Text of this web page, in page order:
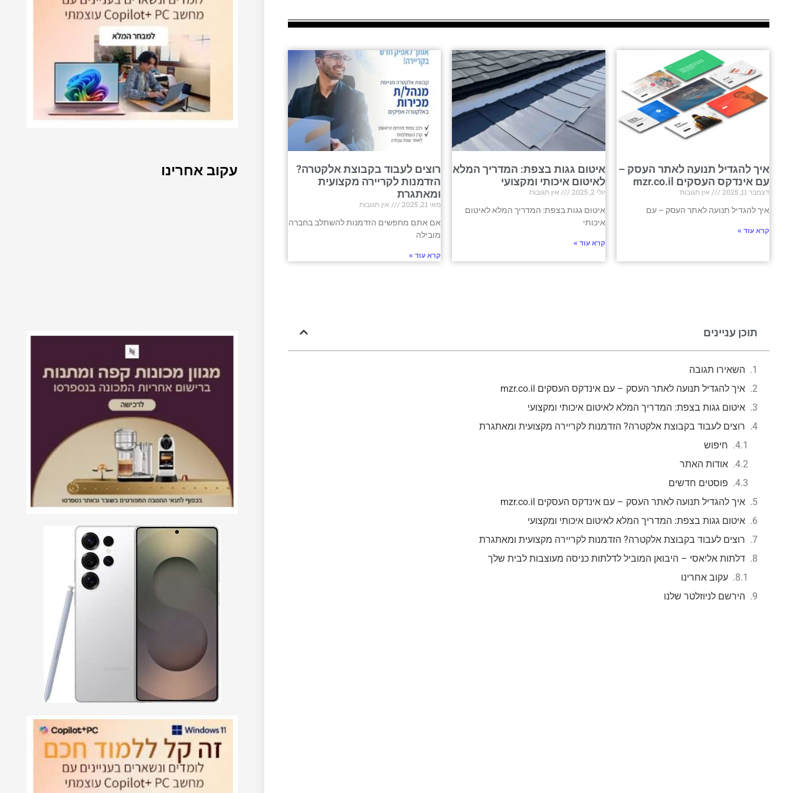
איך להגדיל תנועה לאתר העסק –
עם אינדקס העסקים mzr.co.il
דצמבר 11, 2025
אין תגובות
איך להגדיל תנועה לאתר העסק – עם
קרא עוד »
איטום גגות בצפת: המדריך המלא
לאיטום איכותי ומקצועי
יולי 2, 2025
אין תגובות
איטום גגות בצפת: המדריך המלא לאיטום
איכותי
קרא עוד »
רוצים לעבוד בקבוצת אלקטרה?
הזדמנות לקריירה מקצועית
ומאתגרת
מאי 21, 2025
אין תגובות
אם אתם מחפשים הזדמנות להשתלב בחברה
מובילה
קרא עוד »
תוכן עניינים
השאירו תגובה
איך להגדיל תנועה לאתר העסק – עם אינדקס העסקים mzr.co.il
איטום גגות בצפת: המדריך המלא לאיטום איכותי ומקצועי
רוצים לעבוד בקבוצת אלקטרה? הזדמנות לקריירה מקצועית ומאתגרת
חיפוש
אודות האתר
פוסטים חדשים
איך להגדיל תנועה לאתר העסק – עם אינדקס העסקים mzr.co.il
איטום גגות בצפת: המדריך המלא לאיטום איכותי ומקצועי
רוצים לעבוד בקבוצת אלקטרה? הזדמנות לקריירה מקצועית ומאתגרת
דלתות אליאסי – היבואן המוביל לדלתות כניסה מעוצבות לבית שלך
עקוב אחרינו
הירשם לניוזלטר שלנו
עקוב אחרינו